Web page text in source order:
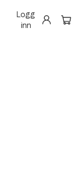
Logg
inn